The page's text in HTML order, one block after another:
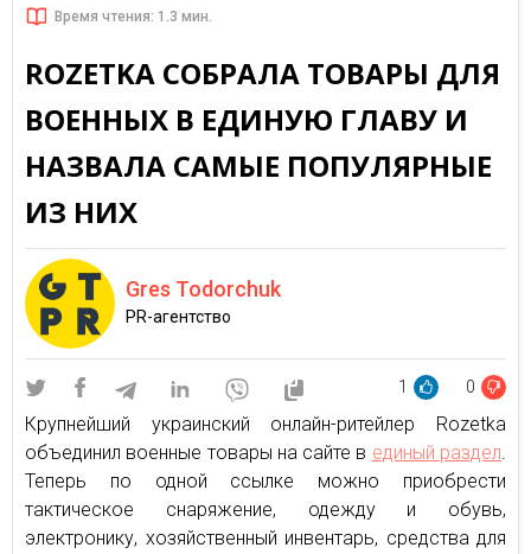
Время чтения: 1.3 мин.
ROZETKA СОБРАЛА ТОВАРЫ ДЛЯ
ВОЕННЫХ В ЕДИНУЮ ГЛАВУ И
НАЗВАЛА САМЫЕ ПОПУЛЯРНЫЕ
ИЗ НИХ
Gres Todorchuk
PR-агентство
1 0
Крупнейший украинский онлайн-ритейлер Rozetka
объединил военные товары на сайте в единый раздел.
Теперь по одной ссылке можно приобрести
тактическое снаряжение, одежду и обувь,
электронику, хозяйственный инвентарь, средства для